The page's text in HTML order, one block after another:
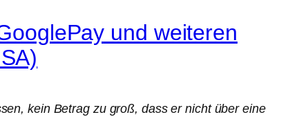
und weiteren
kein Betrag zu groß, dass er nicht über eine